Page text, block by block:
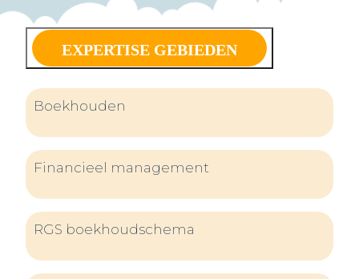
EXPERTISE GEBIEDEN
Boekhouden
Financieel management
RGS boekhoudschema